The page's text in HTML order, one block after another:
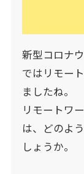
新型コロナ
ではリモー
ましたね。
リモートワ
は、どのよ
しょうか。